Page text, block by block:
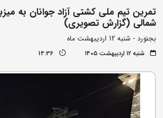
تمرین تیم ملی کشتی آزاد جوانان به
شمالی (گزارش تصویری)
بجنورد - شنبه 12 اردیبهشت ماه
شنبه ۱۲ اردیبهشت ۱۴۰۵ 14:36